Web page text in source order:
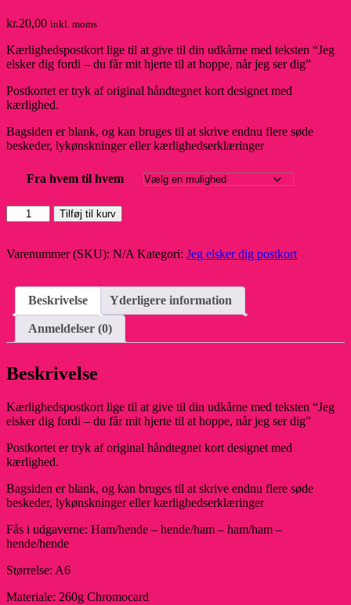
kr.20,00 inkl. moms
Kærlighedspostkort lige til at give til din udkårne med teksten “Jeg
elsker dig fordi – du får mit hjerte til at hoppe, når jeg ser dig”
Postkortet er tryk af original håndtegnet kort designet med
kærlighed.
Bagsiden er blank, og kan bruges til at skrive endnu flere søde
beskeder, lykønskninger eller kærlighedserklæringer
Fra hvem til hvem
Postkort
-
er
antal
Tilføj til kurv
Varenummer (SKU): N/A Kategori: Jeg elsker dig postkort
Beskrivelse Yderligere information
Anmeldelser (0)
Beskrivelse
Kærlighedspostkort lige til at give til din udkårne med teksten “Jeg
elsker dig fordi – du får mit hjerte til at hoppe, når jeg ser dig”
Postkortet er tryk af original håndtegnet kort designet med
kærlighed.
Bagsiden er blank, og kan bruges til at skrive endnu flere søde
beskeder, lykønskninger eller kærlighedserklæringer
Fås i udgaverne: Ham/hende – hende/ham – ham/ham –
hende/hende
Størrelse: A6
Materiale: 260g Chromocard